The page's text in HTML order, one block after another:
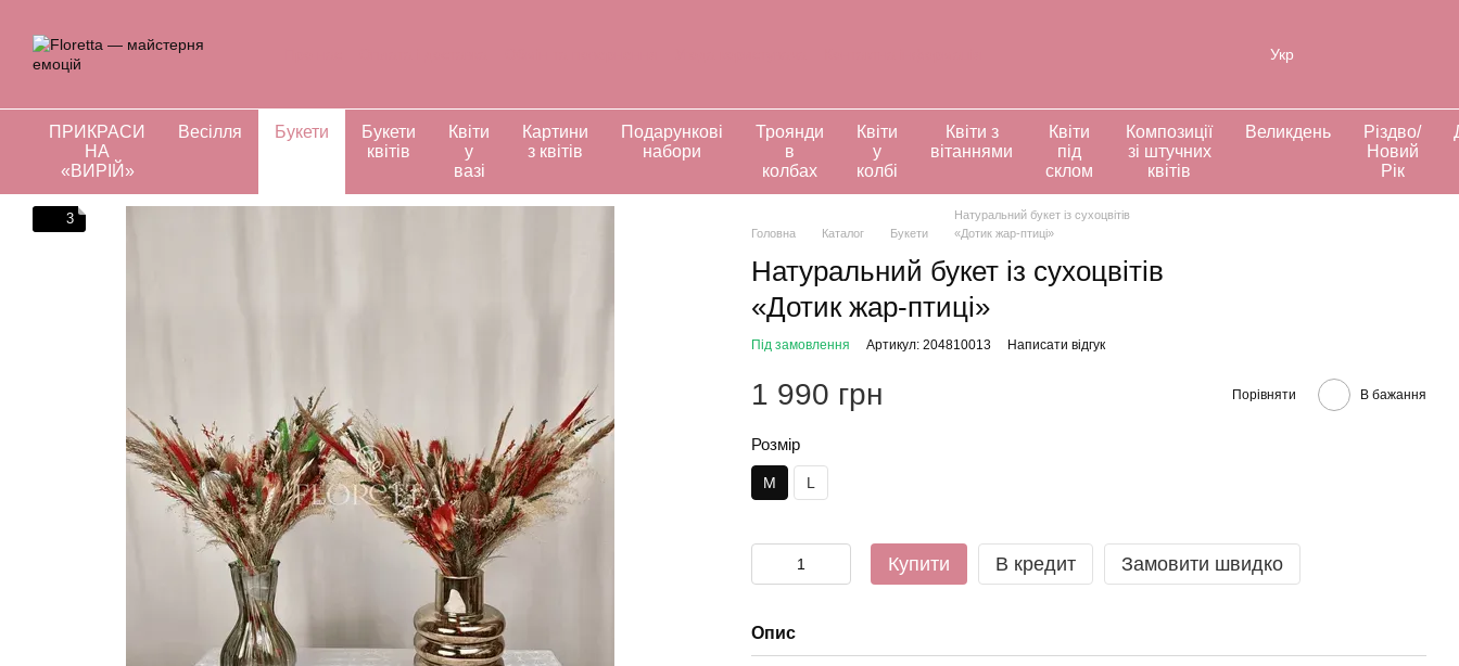
Укр
ПРИКРАСИ
НА
«ВИРІЙ»
Весілля Букети
Букети
квітів
Квіти
у
вазі
Картини
з квітів
Подарункові
набори
Троянди
в
колбах
Квіти
у
колбі
Квіти з
вітаннями
Квіти
під
склом
Композиції
зі штучних
квітів
Великдень
Різдво/
Новий
Рік
3
Головна Каталог Букети
Натуральний букет із сухоцвітів
«Дотик жар-птиці»
Натуральний букет із сухоцвітів
«Дотик жар-птиці»
Під замовлення Артикул: 204810013 Написати відгук
1 990 грн Порівняти В бажання
Розмір
M L
Купити В кредит Замовити швидко
Опис